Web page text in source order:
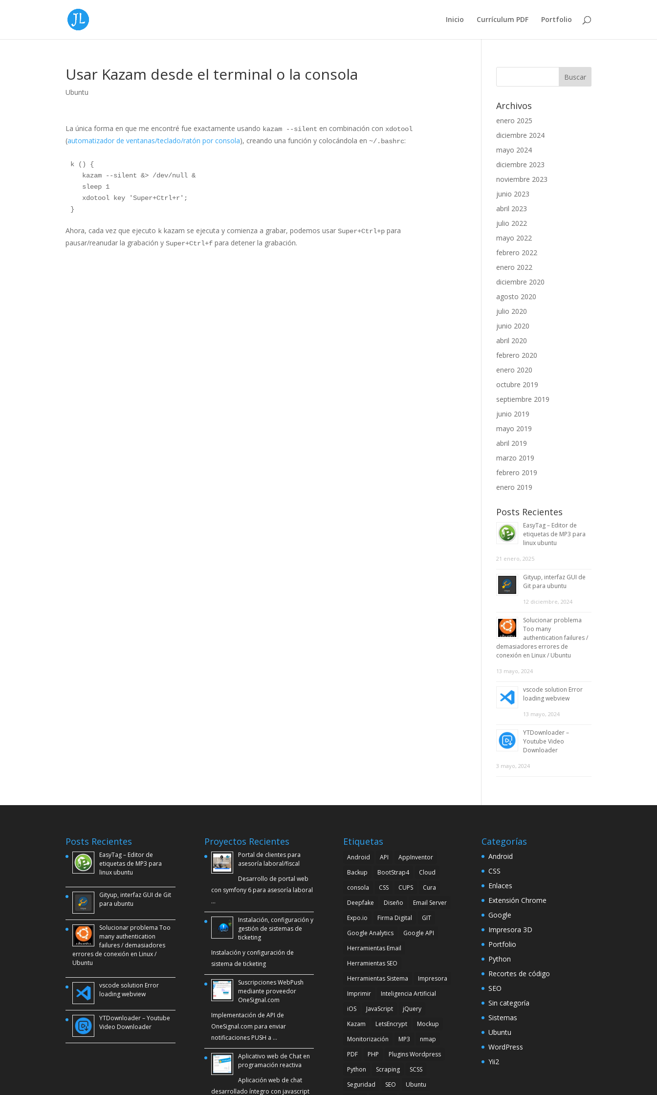
Inicio Currículum PDF Portfolio
Usar Kazam desde el terminal o la consola
Ubuntu
La única forma en que me encontré fue exactamente usando kazam --silent en combinación con xdotool
(automatizador de ventanas/teclado/ratón por consola), creando una función y colocándola en~/.bashrc:
k () {
   kazam --silent &> /dev/null &
   sleep 1
   xdotool key 'Super+Ctrl+r';
}
Ahora, cada vez que ejecuto k kazam se ejecuta y comienza a grabar, podemos usarSuper+Ctrl+p para
pausar/reanudar la grabación ySuper+Ctrl+f para detener la grabación.
Archivos
enero 2025
diciembre 2024
mayo 2024
diciembre 2023
noviembre 2023
junio 2023
abril 2023
julio 2022
mayo 2022
febrero 2022
enero 2022
diciembre 2020
agosto 2020
julio 2020
junio 2020
abril 2020
febrero 2020
enero 2020
octubre 2019
septiembre 2019
junio 2019
mayo 2019
abril 2019
marzo 2019
febrero 2019
enero 2019
Posts Recientes
EasyTag – Editor de
etiquetas de MP3 para
linux ubuntu
21 enero, 2025
Gityup, interfaz GUI de
Git para ubuntu
12 diciembre, 2024
Solucionar problema
Too many
authentication failures /
demasiadores errores de
conexión en Linux / Ubuntu
13 mayo, 2024
vscode solution Error
loading webview
13 mayo, 2024
YTDownloader –
Youtube Video
Downloader
3 mayo, 2024
Posts Recientes
EasyTag – Editor de
etiquetas de MP3 para
linux ubuntu
Gityup, interfaz GUI de Git
para ubuntu
Solucionar problema Too
many authentication
failures / demasiadores
errores de conexión en Linux /
Ubuntu
vscode solution Error
loading webview
YTDownloader – Youtube
Video Downloader
Proyectos Recientes
Portal de clientes para
asesoría laboral/fiscal
Desarrollo de portal web
con symfony 6 para asesoría laboral
…
Instalación, configuración y
gestión de sistemas de
ticketing
Instalación y configuración de
sistema de ticketing
Suscripciones WebPush
mediante proveedor
OneSignal.com
Implementación de API de
OneSignal.com para enviar
notificaciones PUSH a …
Aplicativo web de Chat en
programación reactiva
Aplicación web de chat
desarrollado íntegro con javascript
Etiquetas
Android API
AppInventor
Backup
BootStrap4
Cloud
consola
CSS CUPS
Cura
Deepfake
Diseño
Email Server
Expo.io
Firma Digital
GIT
Google Analytics
Google API
Herramientas Email
Herramientas SEO
Herramientas Sistema
Impresora
Imprimir
Inteligencia Artificial
iOS
JavaScript
jQuery
Kazam
LetsEncrypt
Mockup
Monitorización
MP3
nmap
PDF
PHP
Plugins Wordpress
Python
Scraping
SCSS
Seguridad
SEO Ubuntu
Categorías
Android
CSS
Enlaces
Extensión Chrome
Google
Impresora 3D
Portfolio
Python
Recortes de código
SEO
Sin categoría
Sistemas
Ubuntu
WordPress
Yii2